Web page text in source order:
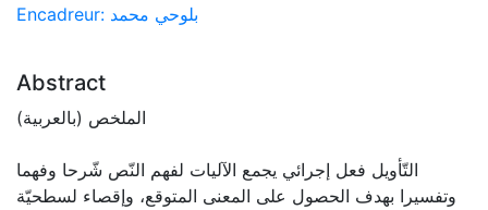
Encadreur: بلوحي محمد
Abstract
الملخص (بالعربية)
التّأويل فعل إجرائي يجمع الآليات لفهم النّص شّرحا وفهما
وتفسيرا بهدف الحصول على المعنى المتوقع، وإقصاء لسطحيّة